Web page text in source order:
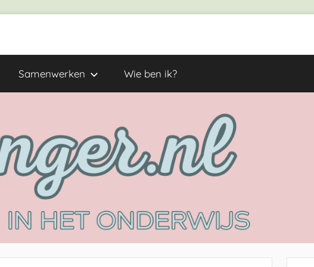
Samenwerken Wie ben ik?